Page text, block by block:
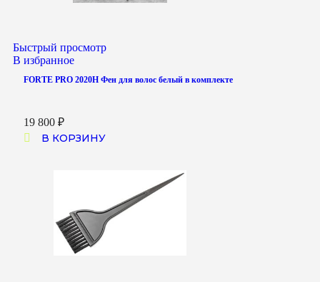
Быстрый просмотр
В избранное
FORTE PRO 2020H Фен для волос белый в комплекте
19 800 ₽
В КОРЗИНУ